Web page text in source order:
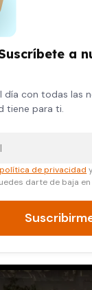
6 min de
a
día con todas las
tiene para ti.
política de privacidad
darte de baja